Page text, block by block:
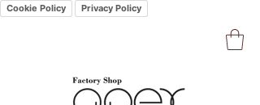
Cookie Policy Privacy Policy